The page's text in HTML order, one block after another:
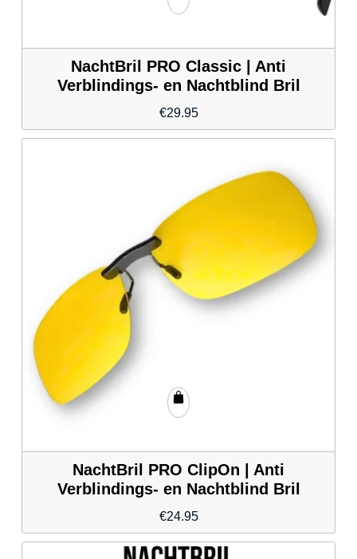
NachtBril PRO Classic | Anti
Verblindings- en Nachtblind Bril
€29.95
NachtBril PRO ClipOn | Anti
Verblindings- en Nachtblind Bril
€24.95